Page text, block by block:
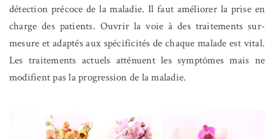
détection précoce de la maladie. Il faut améliorer la prise en
charge des patients. Ouvrir la voie à des traitements sur-
mesure et adaptés aux spécificités de chaque malade est vital.
Les traitements actuels atténuent les symptômes mais ne
modifient pas la progression de la maladie.